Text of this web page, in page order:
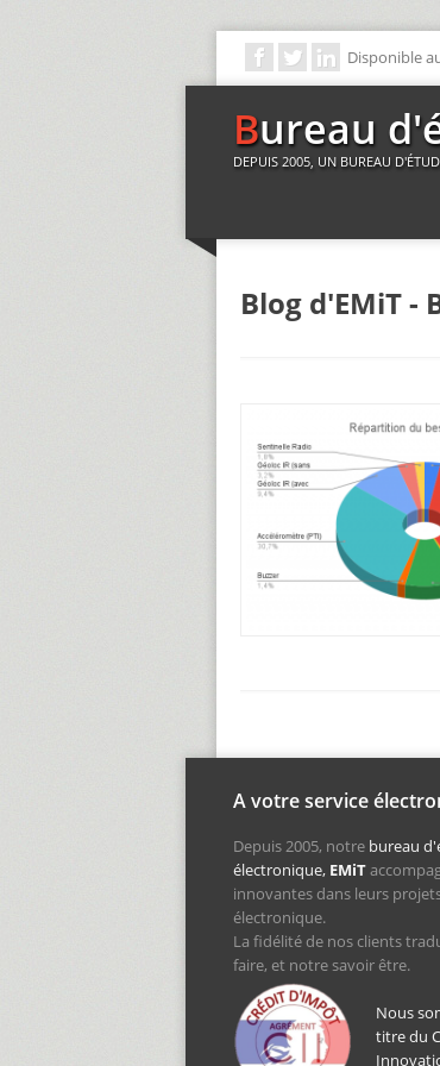
Disponible
Bureau
DEPUIS 2005, UN BUREAU
Blog d'EMiT
A votre service
Depuis 2005, notre bureau
électronique, EMiT
innovantes dans leurs
électronique.
La fidélité de nos clients
faire, et notre savoir être.
Nous
titre du